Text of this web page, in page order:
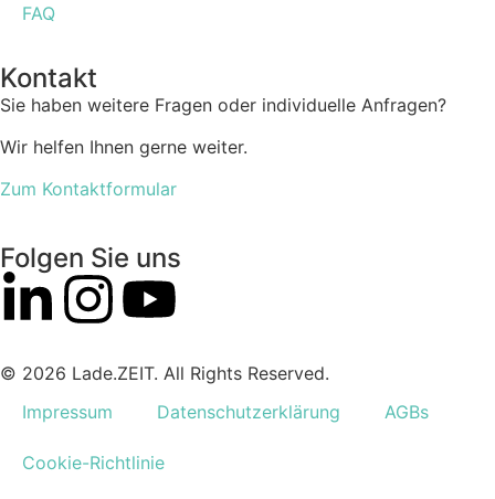
FAQ
Kontakt
Sie haben weitere Fragen oder individuelle Anfragen?
Wir helfen Ihnen gerne weiter.
Zum Kontaktformular
Folgen Sie uns
© 2026 Lade.ZEIT. All Rights Reserved.
Impressum
Datenschutzerklärung AGBs
Cookie-Richtlinie